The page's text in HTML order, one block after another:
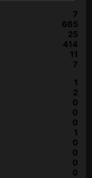
7
665
25
414
11
7
1
2
0
0
0
1
0
0
0
0